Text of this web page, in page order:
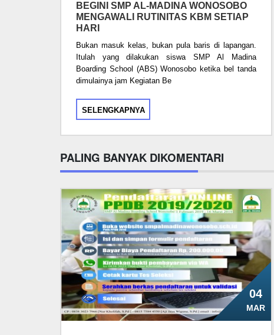
BEGINI SMP AL-MADINA WONOSOBO
MENGAWALI RUTINITAS KBM SETIAP
HARI
Bukan masuk kelas, bukan pula baris di lapangan.
Itulah yang dilakukan siswa SMP Al Madina
Boarding School (ABS) Wonosobo ketika bel tanda
dimulainya jam Kegiatan Be
SELENGKAPNYA
PALING BANYAK DIKOMENTARI
04
MAR